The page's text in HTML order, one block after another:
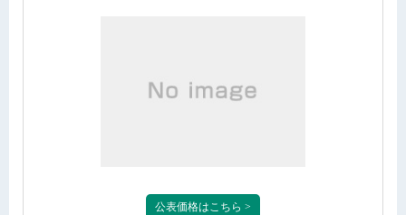
公表価格はこちら >